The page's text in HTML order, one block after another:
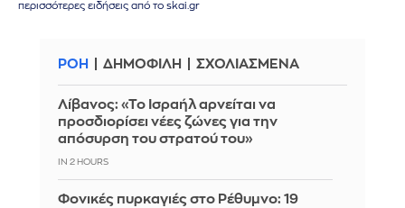
περισσότερες ειδήσεις από το skai.gr
ΡΟΗ ΔΗΜΟΦΙΛΗ ΣΧΟΛΙΑΣΜΕΝΑ
Λίβανος: «Το Ισραήλ αρνείται να
προσδιορίσει νέες ζώνες για την
απόσυρση του στρατού του»
IN 2 HOURS
Φονικές πυρκαγιές στο Ρέθυμνο: 19